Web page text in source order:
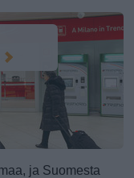
ja Suomesta